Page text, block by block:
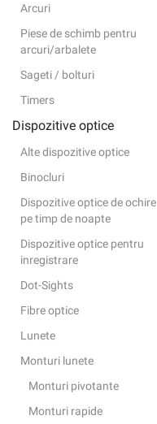
Arcuri
Piese de schimb pentru
arcuri/arbalete
Sageti / bolturi
Timers
Dispozitive optice
Alte dispozitive optice
Binocluri
Dispozitive optice de ochire
pe timp de noapte
Dispozitive optice pentru
inregistrare
Dot-Sights
Fibre optice
Lunete
Monturi lunete
Monturi pivotante
Monturi rapide